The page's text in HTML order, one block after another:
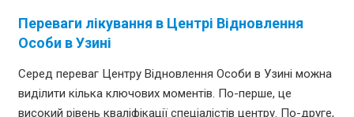
Переваги лікування в Центрі Відновлення
Особи в Узині
Серед переваг Центру Відновлення Особи в Узині можна
виділити кілька ключових моментів. По-перше, це
високий рівень кваліфікації спеціалістів центру. По-друге,